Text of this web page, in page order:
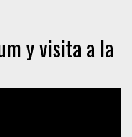
y visita a la